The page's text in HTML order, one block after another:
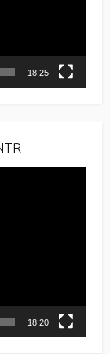
18:25
18:20